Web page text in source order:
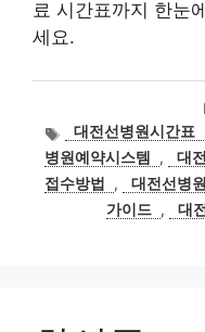
료 시간표까지 한눈
세요.
태
그
대전선병원시간표
병원예약시스템
, 대
접수방법
, 대전선병
가이드 , 대